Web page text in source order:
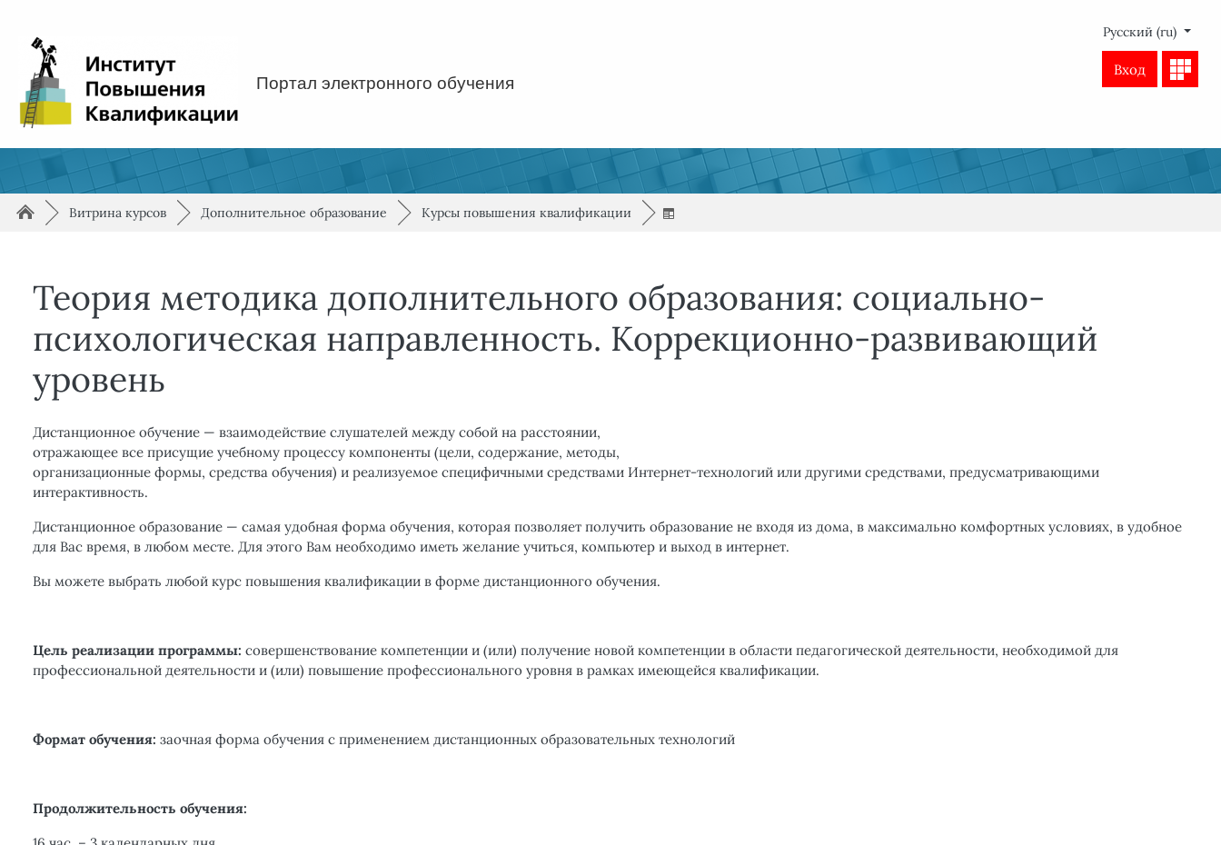
Портал электронного обучения
Русский ‎(ru)‎
Вход
Путь к странице
/
► Витрина курсов /
► Дополнительное образование /
► Курсы повышения квалификации /
►
Теория методика дополнительного образования: социально-
психологическая направленность. Коррекционно-развивающий
уровень
Дистанционное обучение — взаимодействие слушателей между собой на расстоянии,
отражающее все присущие учебному процессу компоненты (цели, содержание, методы,
организационные формы, средства обучения) и реализуемое специфичными средствами Интернет-технологий или другими средствами, предусматривающими
интерактивность.
Дистанционное образование — самая удобная форма обучения, которая позволяет получить образование не входя из дома, в максимально комфортных условиях, в удобное
для Вас время, в любом месте. Для этого Вам необходимо иметь желание учиться, компьютер и выход в интернет.
Вы можете выбрать любой курс повышения квалификации в форме дистанционного обучения.
Цель реализации программы: совершенствование компетенции и (или) получение новой компетенции в области педагогической деятельности, необходимой для
профессиональной деятельности и (или) повышение профессионального уровня в рамках имеющейся квалификации.
Формат обучения: заочная форма обучения с применением дистанционных образовательных технологий
Продолжительность обучения: